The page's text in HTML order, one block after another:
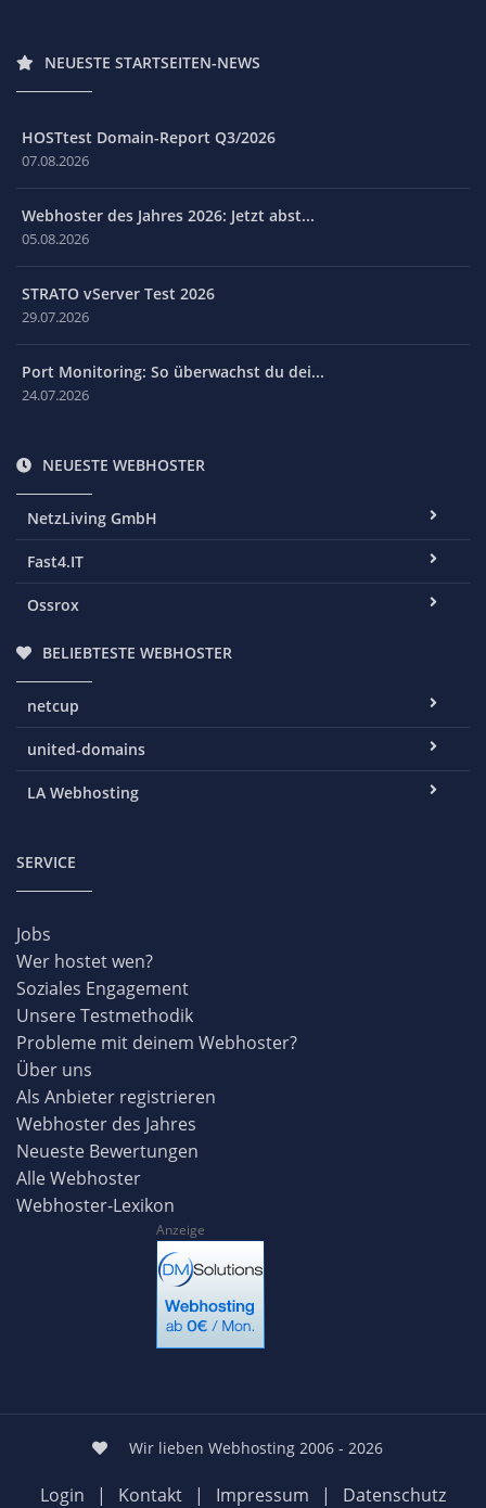
NEUESTE STARTSEITEN-NEWS
HOSTtest Domain-Report Q3/2026
07.08.2026
Webhoster des Jahres 2026: Jetzt abst...
05.08.2026
STRATO vServer Test 2026
29.07.2026
Port Monitoring: So überwachst du dei...
24.07.2026
NEUESTE WEBHOSTER
NetzLiving GmbH
Fast4.IT
Ossrox
BELIEBTESTE WEBHOSTER
netcup
united-domains
LA Webhosting
SERVICE
Jobs
Wer hostet wen?
Soziales Engagement
Unsere Testmethodik
Probleme mit deinem Webhoster?
Über uns
Als Anbieter registrieren
Webhoster des Jahres
Neueste Bewertungen
Alle Webhoster
Webhoster-Lexikon
Anzeige
Wir lieben Webhosting 2006 - 2026
Login | Kontakt | Impressum |
Datenschutz